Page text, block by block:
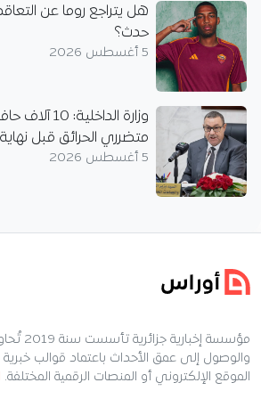
هل يتراجع روما عن
حدث؟
5 أغسطس 2026
وزارة
متضرري الحرائق قبل
5 أغسطس 2026
مؤسسة
والوصول إلى عمق الأحداث باعتماد قوالب خبرية
الموقع الإلكتروني أو المنصات الرقمية المختلفة.